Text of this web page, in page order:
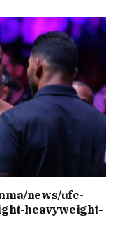
news/ufc-
heavyweight-